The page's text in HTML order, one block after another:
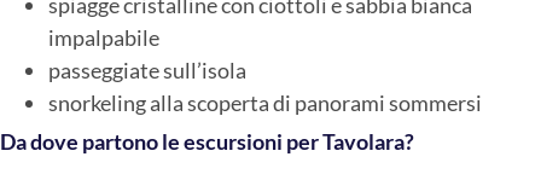
impalpabile
passeggiate sull’isola
snorkeling alla scoperta di panorami sommersi
Da dove partono le escursioni per Tavolara?